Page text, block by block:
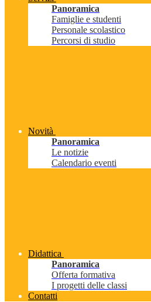
Panoramica
Famiglie e studenti
Personale scolastico
Percorsi di studio
Novità
Panoramica
Le notizie
Calendario eventi
Didattica
Panoramica
Offerta formativa
I progetti delle classi
Contatti